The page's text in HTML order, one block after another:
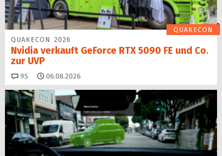
QUAKECON
QUAKECON 2026
Nvidia verkauft GeForce RTX 5090 FE und Co.
zur UVP
95 Kommentare
06.08.2026